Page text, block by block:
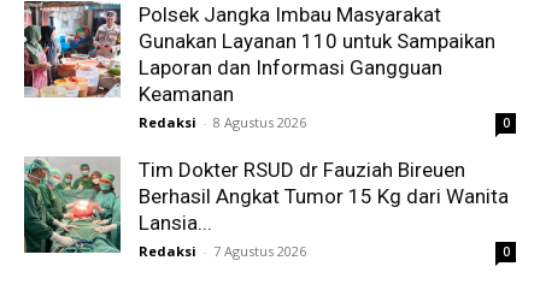
Polsek Jangka Imbau Masyarakat
Gunakan Layanan 110 untuk Sampaikan
Laporan dan Informasi Gangguan
Keamanan
Redaksi - 8 Agustus 2026 0
Tim Dokter RSUD dr Fauziah Bireuen
Berhasil Angkat Tumor 15 Kg dari Wanita
Lansia...
Redaksi - 7 Agustus 2026 0